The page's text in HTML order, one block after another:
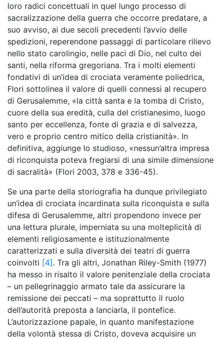
loro radici concettuali in quel lungo processo di
sacralizzazione della guerra che occorre predatare, a
suo avviso, ai due secoli precedenti l’avvio delle
spedizioni, reperendone passaggi di particolare rilievo
nello stato carolingio, nelle paci di Dio, nel culto dei
santi, nella riforma gregoriana. Tra i molti elementi
fondativi di un’idea di crociata veramente poliedrica,
Flori sottolinea il valore di quelli connessi al recupero
di Gerusalemme, «la città santa e la tomba di Cristo,
cuore della sua eredità, culla del cristianesimo, luogo
santo per eccellenza, fonte di grazia e di salvezza,
vero e proprio centro mitico della cristianità». In
definitiva, aggiunge lo studioso, «nessun’altra impresa
di riconquista poteva fregiarsi di una simile dimensione
di sacralità» (Flori 2003, 378 e 336-45).
Se una parte della storiografia ha dunque privilegiato
un’idea di crociata incardinata sulla riconquista e sulla
difesa di Gerusalemme, altri propendono invece per
una lettura plurale, imperniata su una molteplicità di
elementi religiosamente e istituzionalmente
caratterizzati e sulla diversità dei teatri di guerra
coinvolti [4]. Tra gli altri, Jonathan Riley-Smith (1977)
ha messo in risalto il valore penitenziale della crociata
– un pellegrinaggio armato tale da assicurare la
remissione dei peccati – ma soprattutto il ruolo
dell’autorità preposta a lanciarla, il pontefice.
L’autorizzazione papale, in quanto manifestazione
della volontà stessa di Cristo, doveva acquisire un